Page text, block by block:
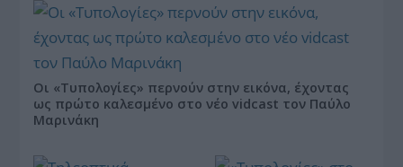
Οι «Τυπολογίες» περνούν στην εικόνα, έχοντας
ως πρώτο καλεσμένο στο νέο vidcast τον Παύλο
Μαρινάκη